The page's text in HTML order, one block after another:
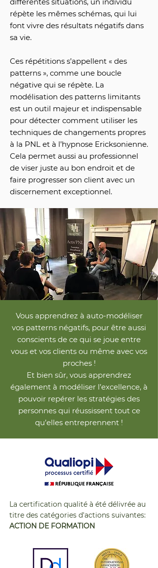
répète les mêmes schémas, qui lui
font vivre des résultats négatifs dans
sa vie.
Ces répétitions s’appellent « des
patterns », comme une boucle
négative qui se répète. La
modélisation des patterns limitants
est un outil majeur et indispensable
pour détecter comment utiliser les
techniques de changements propres
à la PNL et à l’hypnose Ericksonienne.
Cela permet aussi au professionnel
de viser juste au bon endroit et de
faire progresser son client avec un
discernement exceptionnel.
Vous apprendrez à auto-modéliser
vos patterns négatifs, pour être aussi
conscients de ce qui se joue entre
vous et vos clients ou même avec vos
proches !
Et bien sûr, vous apprendrez
également à modéliser l’excellence, à
pouvoir repérer les stratégies des
personnes qui réussissent tout ce
qu’elles entreprennent !
La certification qualité à été délivrée au
titre des catégories d'actions suivantes:
ACTION DE FORMATION